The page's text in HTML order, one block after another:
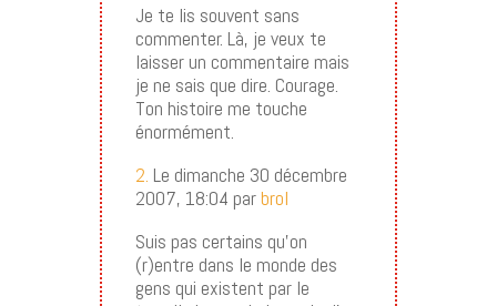
Je te lis souvent sans
commenter. Là, je veux te
laisser un commentaire mais
je ne sais que dire. Courage.
Ton histoire me touche
énormément.
2. Le dimanche 30 décembre
2007, 18:04 parbrol
Suis pas certains qu’on
(r)entre dans le monde des
gens qui existent par le